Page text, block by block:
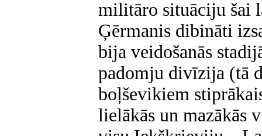
militāro situāciju šai
Ģērmanis dibināti
bija veidošanās
padomju divīzija (tā
boļševikiem
lielākās un mazākās